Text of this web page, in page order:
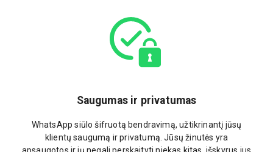
Saugumas ir privatumas
WhatsApp siūlo šifruotą bendravimą, užtikrinantį jūsų
klientų saugumą ir privatumą. Jūsų žinutės yra